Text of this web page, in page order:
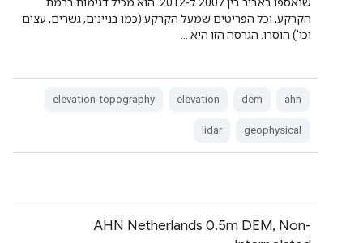
הקרקע, וכל הפריטים שמעל הקרקע (כמו בניינים, גשרים, עצים
וכו') הוסרו. הגרסה הזו היא …
ahn
dem
elevation
elevation-topography
geophysical
lidar
‫AHN Netherlands 0.5m DEM, Non-